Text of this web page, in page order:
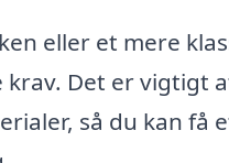
eller et mere
Det er vigtigt
så du kan få